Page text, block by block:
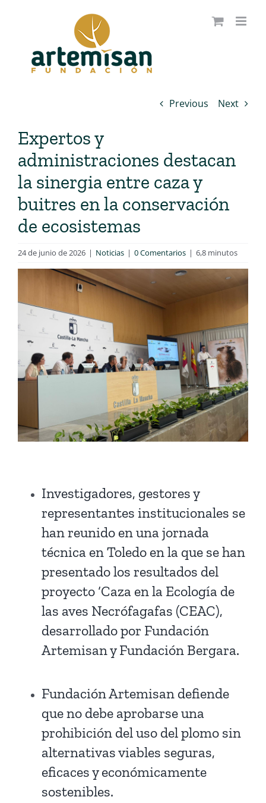
Previous Next
Expertos y
administraciones destacan
la sinergia entre caza y
buitres en la conservación
de ecosistemas
24 de junio de 2026 | Noticias | 0 Comentarios | 6,8 minutos
Investigadores, gestores y
representantes institucionales se
han reunido en una jornada
técnica en Toledo en la que se han
presentado los resultados del
proyecto ‘Caza en la Ecología de
las aves Necrófagafas (CEAC),
desarrollado por Fundación
Artemisan y Fundación Bergara.
Fundación Artemisan defiende
que no debe aprobarse una
prohibición del uso del plomo sin
alternativas viables seguras,
eficaces y económicamente
sostenibles.